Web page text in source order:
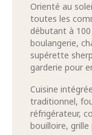
Orienté au
toutes les
débutant à
boulangerie,
supérette
garderie pour
Cuisine
traditionnel,
réfrigérateur,
bouilloire,